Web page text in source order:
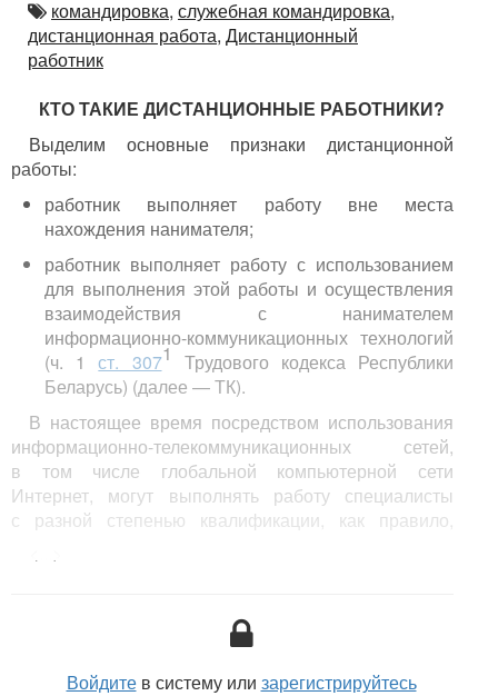
Автор
командировка, служебная командировка,
дистанционная работа, Дистанционный
работник
КТО ТАКИЕ ДИСТАНЦИОННЫЕ РАБОТНИКИ?
Выделим основные признаки дистанционной
работы:
работник выполняет работу вне места
нахождения нанимателя;
работник выполняет работу с использованием
для выполнения этой работы и осуществления
взаимодействия с нанимателем
информационно-коммуникационных технологий
(ч. 1ст. 3071 Трудового кодекса Республики
Беларусь) (далее — ТК).
В настоящее время посредством использования
информационно-телекоммуникационных сетей,
в том числе глобальной компьютерной сети
Интернет, могут выполнять работу специалисты
с разной степенью квалификации, как правило,
товаров (например, инженеры, юристы,
программисты, аудиторы и др.).
Войдитев систему или зарегистрируйтесь